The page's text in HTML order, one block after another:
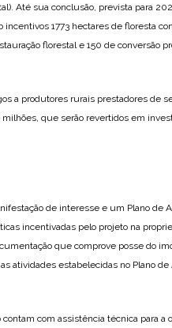
Até sua conclusão, prevista para
1773 hectares de floresta
florestal e 150 de conversão
a produtores rurais prestadores de
que serão revertidos em
de interesse e um Plano de
incentivadas pelo projeto na
que comprove posse do
atividades estabelecidas no Plano de
com assistência técnica para a